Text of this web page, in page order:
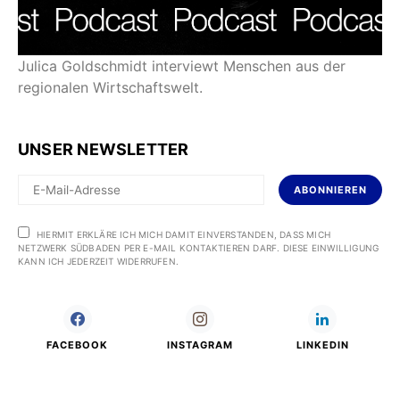
Julica Goldschmidt interviewt Menschen aus der
regionalen Wirtschaftswelt.
UNSER NEWSLETTER
ABONNIEREN
HIERMIT ERKLÄRE ICH MICH DAMIT EINVERSTANDEN, DASS MICH
NETZWERK SÜDBADEN PER E-MAIL KONTAKTIEREN DARF. DIESE EINWILLIGUNG
KANN ICH JEDERZEIT WIDERRUFEN.
FACEBOOK INSTAGRAM LINKEDIN